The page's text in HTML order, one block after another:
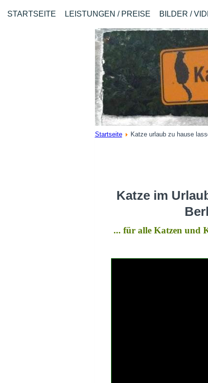
STARTSEITE LEISTUNGEN / PREISE BILDER /
Startseite Katze urlaub zu hause
Katze im
... für alle Katzen und